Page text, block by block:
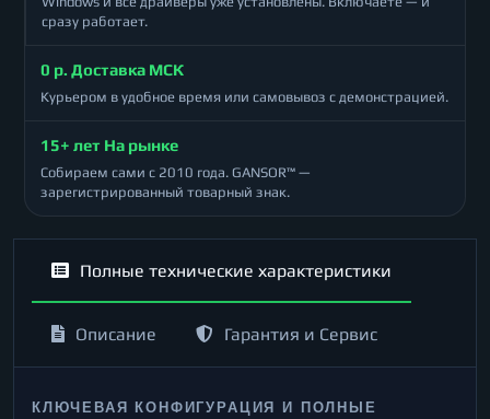
сразу работает.
0 р. Доставка МСК
Курьером в удобное время или самовывоз с демонстрацией.
15+ лет На рынке
Собираем сами с 2010 года. GANSOR™ —
зарегистрированный товарный знак.
Полные технические характеристики
Описание Гарантия и Сервис
КЛЮЧЕВАЯ КОНФИГУРАЦИЯ И ПОЛНЫЕ